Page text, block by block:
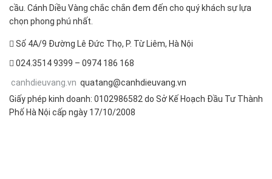
cầu. Cánh Diều Vàng chắc chắn đem đến cho quý khách sự lựa
chọn phong phú nhất.
Số 4A/9 Đường Lê Đức Thọ, P. Từ Liêm, Hà Nội
024.3514 9399 – 0974 186 168
canhdieuvang.vn quatang@canhdieuvang.vn
Giấy phép kinh doanh: 0102986582 do Sở Kế Hoạch Đầu Tư Thành
Phố Hà Nội cấp ngày 17/10/2008